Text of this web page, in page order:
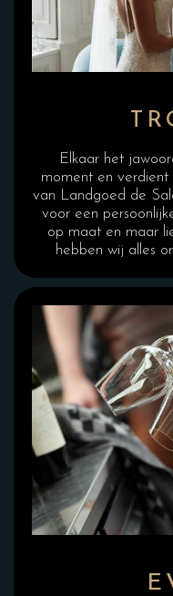
Elkaar het
moment en
van Landgoed de
voor een
op maat en maar
hebben wij alles